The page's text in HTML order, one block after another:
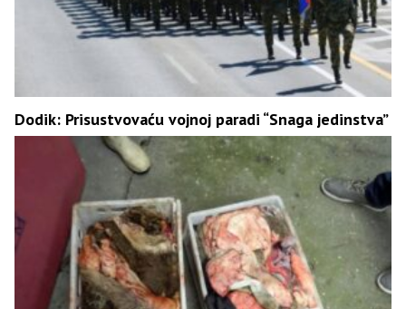
Dodik: Prisustvovaću vojnoj paradi “Snaga jedinstva”